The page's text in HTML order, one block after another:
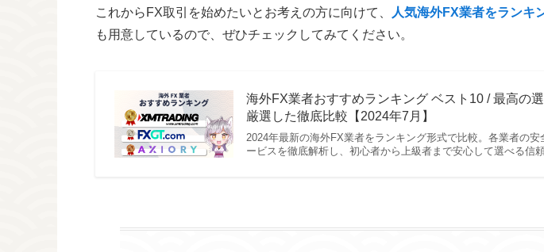
これからFX取引を始めたいとお考えの方に向けて、
人気海外FX業者をランキ
も用意しているので、ぜひチェックしてみてください。
海外FX業者おすすめランキング ベスト10 / 最高の
厳選した徹底比較【2024年7月】
2024年最新の海外FX業者をランキング形式で比較。各業者の
ービスを徹底解析し、初心者から上級者まで安心して選べる信